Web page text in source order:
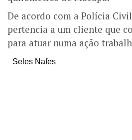
De acordo com a Polícia
pertencia a um cliente que
para atuar numa ação
Seles Nafes